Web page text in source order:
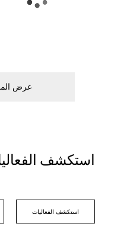
ﻋﺮﺽ
اﺳﺘﻜﺸﻒ
اﺳﺘﻜﺸﻒ اﻟﻔﻌﺎﻟﻴﺎﺕ